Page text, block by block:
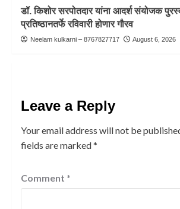
डॉ. किशोर सरपोतदार यांना आदर्श संयोजक
प्रतिष्ठानतर्फे रविवारी होणार गौरव
Neelam kulkarni – 8767827717 August 6, 2026
Leave a Reply
Your email address will not be
fields are marked*
Comment *